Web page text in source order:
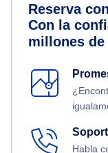
Reserva
Con la
millones
Habla